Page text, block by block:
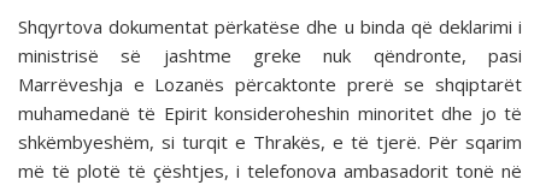
Shqyrtova dokumentat përkatëse dhe u binda që deklarimi i
ministrisë së jashtme greke nuk qëndronte, pasi
Marrëveshja e Lozanës përcaktonte prerë se shqiptarët
muhamedanë të Epirit konsideroheshin minoritet dhe jo të
shkëmbyeshëm, si turqit e Thrakës, e të tjerë. Për sqarim
më të plotë të çështjes, i telefonova ambasadorit tonë në